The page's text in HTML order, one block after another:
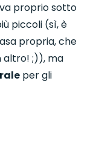
proprio sotto
piccoli (sì, è
propria, che
altro! ;)), ma
per gli